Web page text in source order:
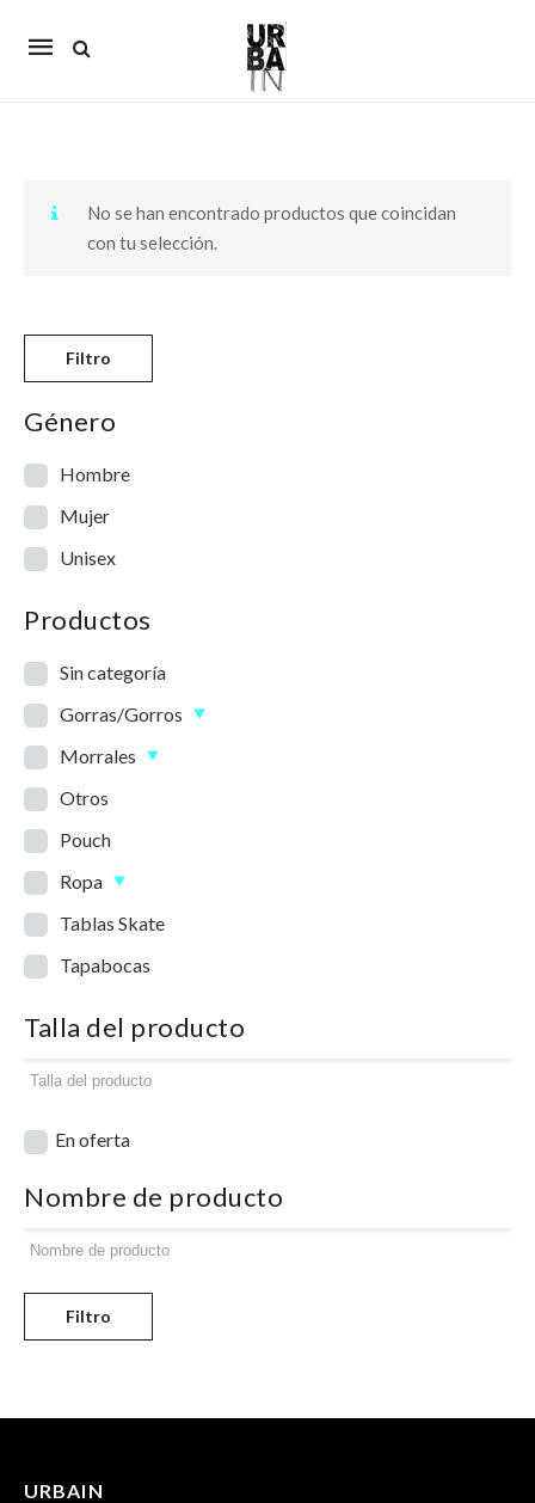
Mobile
No se han encontrado productos que coincidan
con tu selección.
Filtro
Género
Hombre
Mujer
Unisex
Productos
Sin categoría
Gorras/Gorros
Morrales
Otros
Pouch
Ropa
Tablas Skate
Tapabocas
Talla del producto
En oferta
Nombre de producto
Filtro
URBAIN